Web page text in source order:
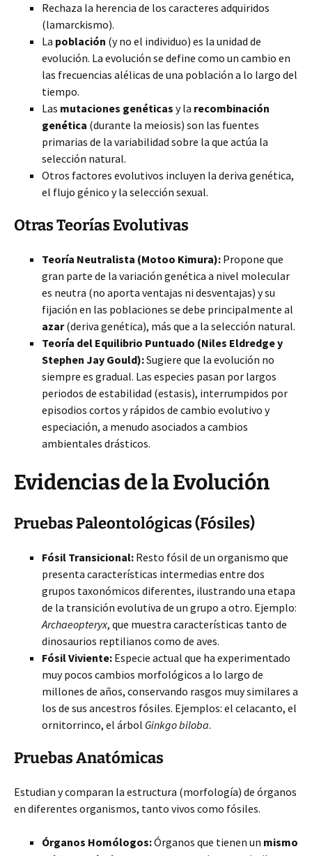
Rechaza la herencia de los caracteres adquiridos
(lamarckismo).
La población (y no el individuo) es la unidad de
evolución. La evolución se define como un cambio en
las frecuencias alélicas de una población a lo largo del
tiempo.
Las mutaciones genéticas y la recombinación
genética (durante la meiosis) son las fuentes
primarias de la variabilidad sobre la que actúa la
selección natural.
Otros factores evolutivos incluyen la deriva genética,
el flujo génico y la selección sexual.
Otras Teorías Evolutivas
Teoría Neutralista (Motoo Kimura): Propone que
gran parte de la variación genética a nivel molecular
es neutra (no aporta ventajas ni desventajas) y su
fijación en las poblaciones se debe principalmente al
azar(deriva genética), más que a la selección natural.
Teoría del Equilibrio Puntuado (Niles Eldredge y
Stephen Jay Gould):Sugiere que la evolución no
siempre es gradual. Las especies pasan por largos
periodos de estabilidad (estasis), interrumpidos por
episodios cortos y rápidos de cambio evolutivo y
especiación, a menudo asociados a cambios
ambientales drásticos.
Evidencias de la Evolución
Pruebas Paleontológicas (Fósiles)
Fósil Transicional: Resto fósil de un organismo que
presenta características intermedias entre dos
grupos taxonómicos diferentes, ilustrando una etapa
de la transición evolutiva de un grupo a otro. Ejemplo:
Archaeopteryx, que muestra características tanto de
dinosaurios reptilianos como de aves.
Fósil Viviente: Especie actual que ha experimentado
muy pocos cambios morfológicos a lo largo de
millones de años, conservando rasgos muy similares a
los de sus ancestros fósiles. Ejemplos: el celacanto, el
ornitorrinco, el árbol Ginkgo biloba.
Pruebas Anatómicas
Estudian y comparan la estructura (morfología) de órganos
en diferentes organismos, tanto vivos como fósiles.
Órganos Homólogos:Órganos que tienen un mismo